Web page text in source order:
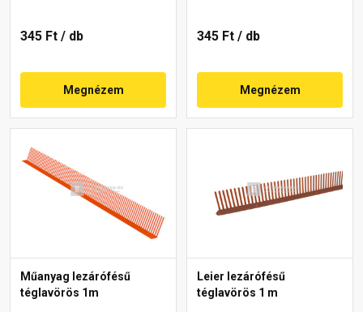
345 Ft / db
Megnézem
345 Ft / db
Megnézem
Műanyag lezárófésű
téglavörös 1m
Leier lezárófésű
téglavörös 1 m